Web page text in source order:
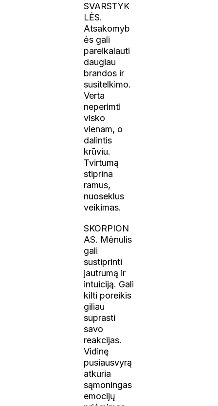
SVARSTYK
LĖS.
Atsakomyb
ės gali
pareikalauti
daugiau
brandos ir
susitelkimo.
Verta
neperimti
visko
vienam, o
dalintis
krūviu.
Tvirtumą
stiprina
ramus,
nuoseklus
veikimas.
SKORPION
AS. Mėnulis
gali
sustiprinti
jautrumą ir
intuiciją. Gali
kilti poreikis
giliau
suprasti
savo
reakcijas.
Vidinę
pusiausvyrą
atkuria
sąmoningas
emocijų